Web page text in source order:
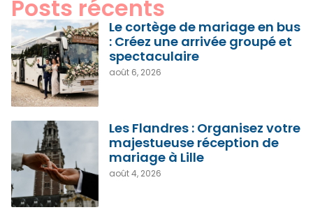
Posts récents
Le cortège de mariage en bus
: Créez une arrivée groupé et
spectaculaire
août 6, 2026
Les Flandres : Organisez votre
majestueuse réception de
mariage à Lille
août 4, 2026